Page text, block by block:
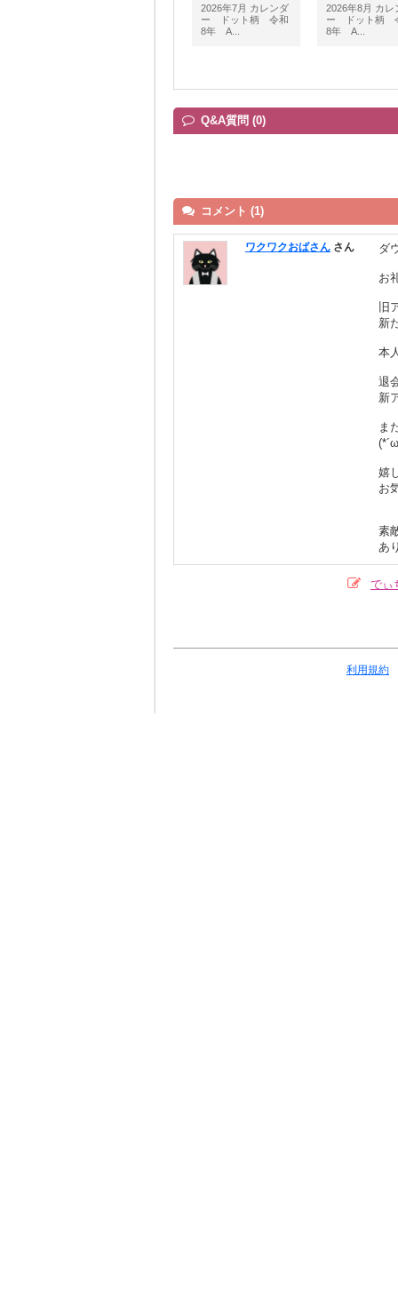
2026年7月 カレンダ
ー ドット柄 令和
8年 A...
2026年8月 カレ
ー ドット柄
8年 A...
Q&A質問 (0)
コメント (1)
ワクワクおばさん さん ダ
お
旧
新
本
退
新
ま
嬉
お
素
あ
でぃ
利用規約